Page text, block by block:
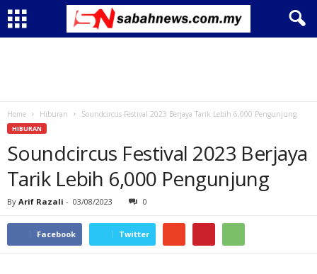
Home Hiburan Soundcircus Festival 2023 Berjaya Tarik Lebih 6,000 Pengunjung
HIBURAN
Soundcircus Festival 2023 Berjaya
Tarik Lebih 6,000 Pengunjung
By Arif Razali - 03/08/2023 0
Facebook Twitter